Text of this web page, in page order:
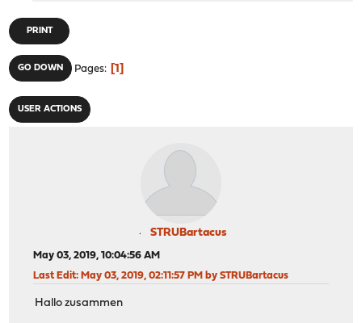
PRINT
GO DOWN Pages 1
USER ACTIONS
STRUBartacus
May 03, 2019, 10:04:56 AM
Last Edit: May 03, 2019, 02:11:57 PM by STRUBartacus
Hallo zusammen